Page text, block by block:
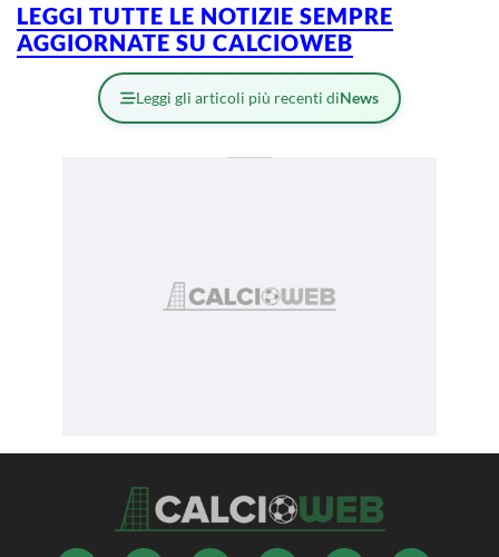
LEGGI TUTTE LE NOTIZIE SEMPRE
AGGIORNATE SU CALCIOWEB
Leggi gli articoli più recenti diNews